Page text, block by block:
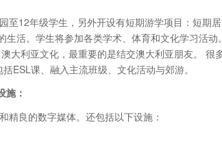
至12年级学生，另外开设有短期游学项目：短期
生活。学生将参加各类学术、体育和文化学习活
大利亚文化，最重要的是结交澳大利亚朋友。 很
ESL课、融入主流班级、文化活动与郊游。
施：
精良的数字媒体。还包括以下设施：